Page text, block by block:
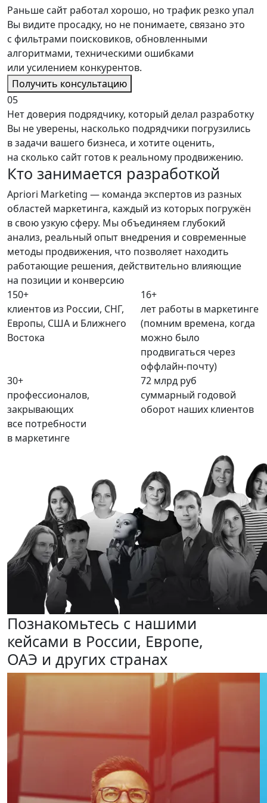
Раньше сайт работал хорошо, но трафик резко упал
Вы видите просадку, но не понимаете, связано это
с фильтрами поисковиков, обновленными
алгоритмами, техническими ошибками
или усилением конкурентов.
Получить консультацию
05
Нет доверия подрядчику, который делал разработку
Вы не уверены, насколько подрядчики погрузились
в задачи вашего бизнеса, и хотите оценить,
на сколько сайт готов к реальному продвижению.
Кто занимается разработкой
Apriori Marketing — команда экспертов из разных
областей маркетинга, каждый из которых погружён
в свою узкую сферу. Мы объединяем глубокий
анализ, реальный опыт внедрения и современные
методы продвижения, что позволяет находить
работающие решения, действительно влияющие
на позиции и конверсию
150+
клиентов из России, СНГ,
Европы, США и Ближнего
Востока
16+
лет работы в маркетинге
(помним времена, когда
можно было
продвигаться через
оффлайн-почту)
30+
профессионалов,
закрывающих
все потребности
в маркетинге
72 млрд руб
суммарный годовой
оборот наших клиентов
Познакомьтесь с нашими
кейсами в России, Европе,
ОАЭ и других странах